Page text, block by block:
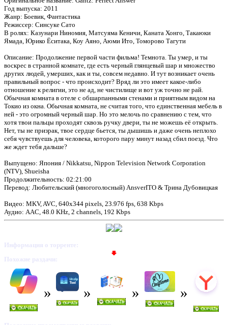
Год выпуска: 2011
Жанр: Боевик, Фантастика
Режиссер: Синсуке Сато
В ролях: Казунари Ниномия, Матсуяма Кеничи, Каната Хонго, Такаюки
Ямада, Юрико Ёситака, Коу Аяно, Аюми Ито, Томорово Тагути
Описание: Продолжение первой части фильма! Темнота. Ты умер, и ты
воскрес в странной комнате, где есть черный глянцевый шар и множество
других людей, умерших, как и ты, совсем недавно. И тут возникает очень
правильный вопрос - что происходит? Вряд ли это имеет какое-либо
отношение к религии, это не ад, не чистилище и вот уж точно не рай.
Обычная комната в отеле с обшарпанными стенами и приятным видом на
Токио из окна. Обычная комната, не считая того, что единственная мебель в
ней - это огромный черный шар. Но это мелочь по сравнению с тем, что
хотя твои пальцы проходят сквозь ручку двери, ты не можешь её открыть.
Нет, ты не призрак, твое сердце бьется, ты дышишь и даже очень неплохо
себя чувствуешь для человека, которого пару минут назад сбил поезд. Что
же ждет тебя дальше?
Выпущено: Япония / Nikkatsu, Nippon Television Network Corporation
(NTV), Shueisha
Продолжительность: 02:21:00
Перевод: Любительский (многоголосный) AnsverITO & Трина Дубовицкая
Видео: MKV, AVC, 640x344 pixels, 23.976 fps, 638 Kbps
Аудио: AAC, 48.0 KHz, 2 channels, 192 Kbps
Информация о торренте:
Похожие раздачи: